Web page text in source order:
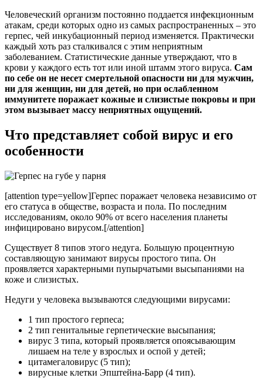
Человеческий организм постоянно поддается инфекционным
атакам, среди которых одно из самых распространенных – это
герпес, чей инкубационный период изменяется. Практически
каждый хоть раз сталкивался с этим неприятным
заболеванием. Статистические данные утверждают, что в
крови у каждого есть тот или иной штамм этого вируса. Сам
по себе он не несет смертельной опасности ни для мужчин,
ни для женщин, ни для детей, но при ослабленном
иммунитете поражает кожные и слизистые покровы и при
этом вызывает массу неприятных ощущений.
Что представляет собой вирус и его
особенности
[attention type=yellow]Герпес поражает человека независимо от
его статуса в обществе, возраста и пола. По последним
исследованиям, около 90% от всего населения планеты
инфицировано вирусом.[/attention]
Существует 8 типов этого недуга. Большую процентную
составляющую занимают вирусы простого типа. Он
проявляется характерными пупырчатыми высыпаниями на
коже и слизистых.
Недуги у человека вызываются следующими вирусами:
1 тип простого герпеса;
2 тип генитальные герпетические высыпания;
вирус 3 типа, который проявляется опоясывающим
лишаем на теле у взрослых и оспой у детей;
цитамегаловирус (5 тип);
вирусные клетки Эпштейна-Барр (4 тип).